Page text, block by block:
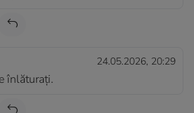
24.05.2026, 20:29
înlăturați.